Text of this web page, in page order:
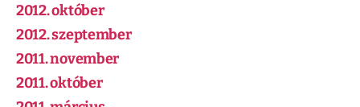
2012. október
2012. szeptember
2011. november
2011. október